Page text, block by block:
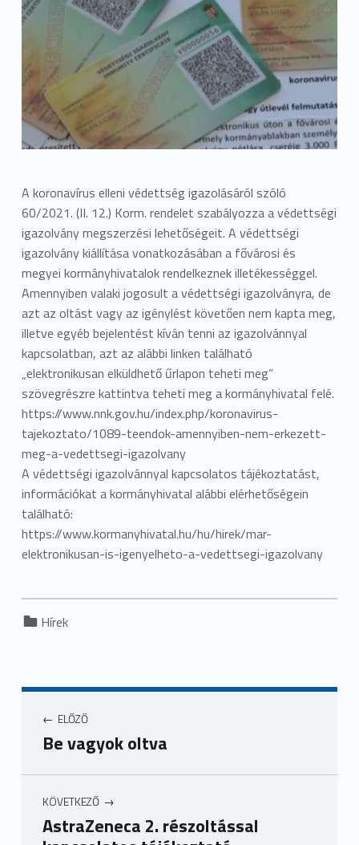
A koronavírus elleni védettség igazolásáról szóló
60/2021. (II. 12.) Korm. rendelet szabályozza a védettségi
igazolvány megszerzési lehetőségeit. A védettségi
igazolvány kiállítása vonatkozásában a fővárosi és
megyei kormányhivatalok rendelkeznek illetékességgel.
Amennyiben valaki jogosult a védettségi igazolványra, de
azt az oltást vagy az igénylést követően nem kapta meg,
illetve egyéb bejelentést kíván tenni az igazolvánnyal
kapcsolatban, azt az alábbi linken található
„elektronikusan elküldhető űrlapon teheti meg”
szövegrészre kattintva teheti meg a kormányhivatal felé.
https://www.nnk.gov.hu/index.php/koronavirus-
tajekoztato/1089-teendok-amennyiben-nem-erkezett-
meg-a-vedettsegi-igazolvany
A védettségi igazolvánnyal kapcsolatos tájékoztatást,
információkat a kormányhivatal alábbi elérhetőségein
található:
https://www.kormanyhivatal.hu/hu/hirek/mar-
elektronikusan-is-igenyelheto-a-vedettsegi-igazolvany
Categorized in:
Hírek
ELŐZŐ
Be vagyok oltva
KÖVETKEZŐ
AstraZeneca 2. részoltással